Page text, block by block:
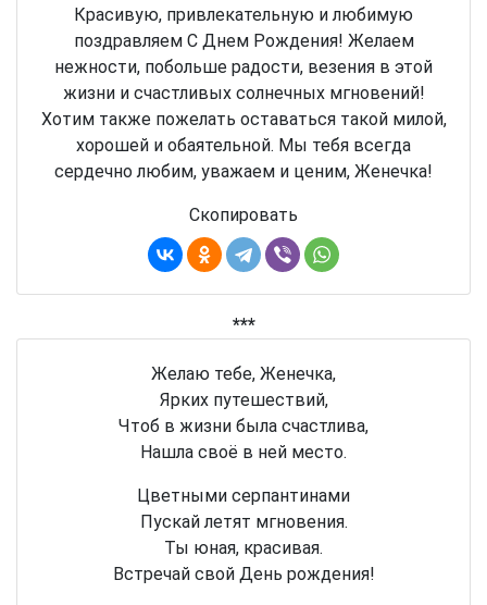
Красивую, привлекательную и любимую
поздравляем С Днем Рождения! Желаем
нежности, побольше радости, везения в этой
жизни и счастливых солнечных мгновений!
Хотим также пожелать оставаться такой милой,
хорошей и обаятельной. Мы тебя всегда
сердечно любим, уважаем и ценим, Женечка!
Скопировать
***
Желаю тебе, Женечка,
Ярких путешествий,
Чтоб в жизни была счастлива,
Нашла своё в ней место.
Цветными серпантинами
Пускай летят мгновения.
Ты юная, красивая.
Встречай свой День рождения!